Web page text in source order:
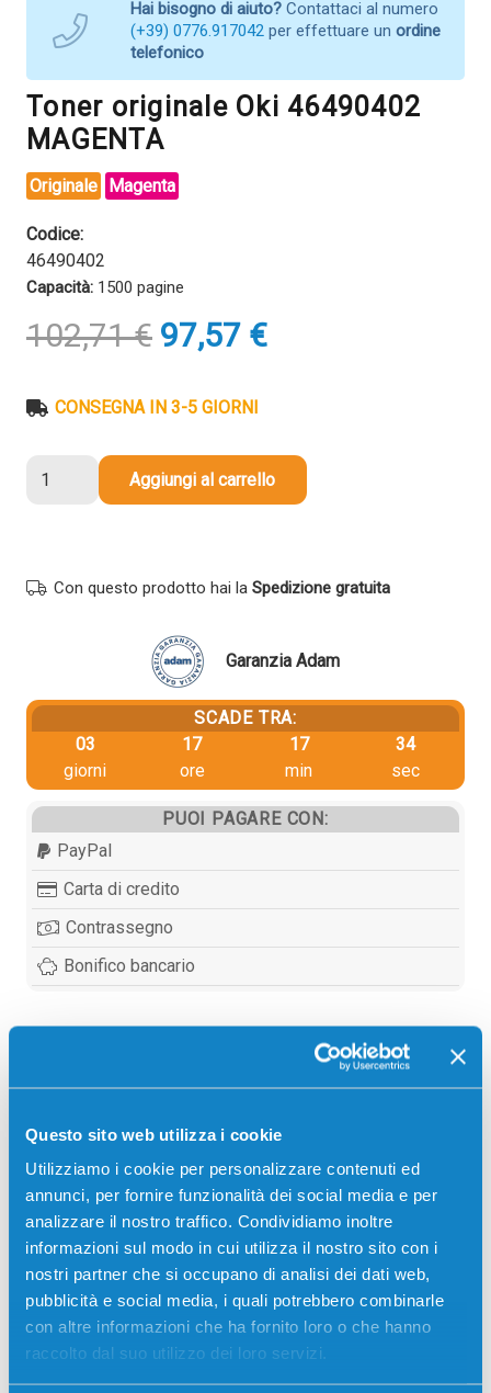
Questo sito web utilizza i cookie
Utilizziamo i cookie per personalizzare contenuti ed
annunci, per fornire funzionalità dei social media e per
analizzare il nostro traffico. Condividiamo inoltre
informazioni sul modo in cui utilizza il nostro sito con i
nostri partner che si occupano di analisi dei dati web,
pubblicità e social media, i quali potrebbero combinarle
con altre informazioni che ha fornito loro o che hanno
raccolto dal suo utilizzo dei loro servizi.
Hai bisogno di aiuto? Contattaci al numero
(+39) 0776.917042 per effettuare un ordine
telefonico
Toner originale Oki 46490402
MAGENTA
Originale Magenta
Codice:
46490402
Capacità: 1500 pagine
102,71€ Il
prezzo
era:
97,57 €Il
prezzo
CONSEGNA IN 3-5 GIORNI
quantità
Aggiungi al carrello
Con questo prodotto hai la Spedizione gratuita
Garanzia Adam
SCADE TRA:
03
giorni
17
ore
17
min
33
sec
PUOI PAGARE CON:
PayPal
Carta di credito
Contrassegno
Bonifico bancario
Toner originale Oki 46490402 MAGENTA 1500 pagine
per Stampanti: Oki C532DN, Oki C542DN, Oki MC573